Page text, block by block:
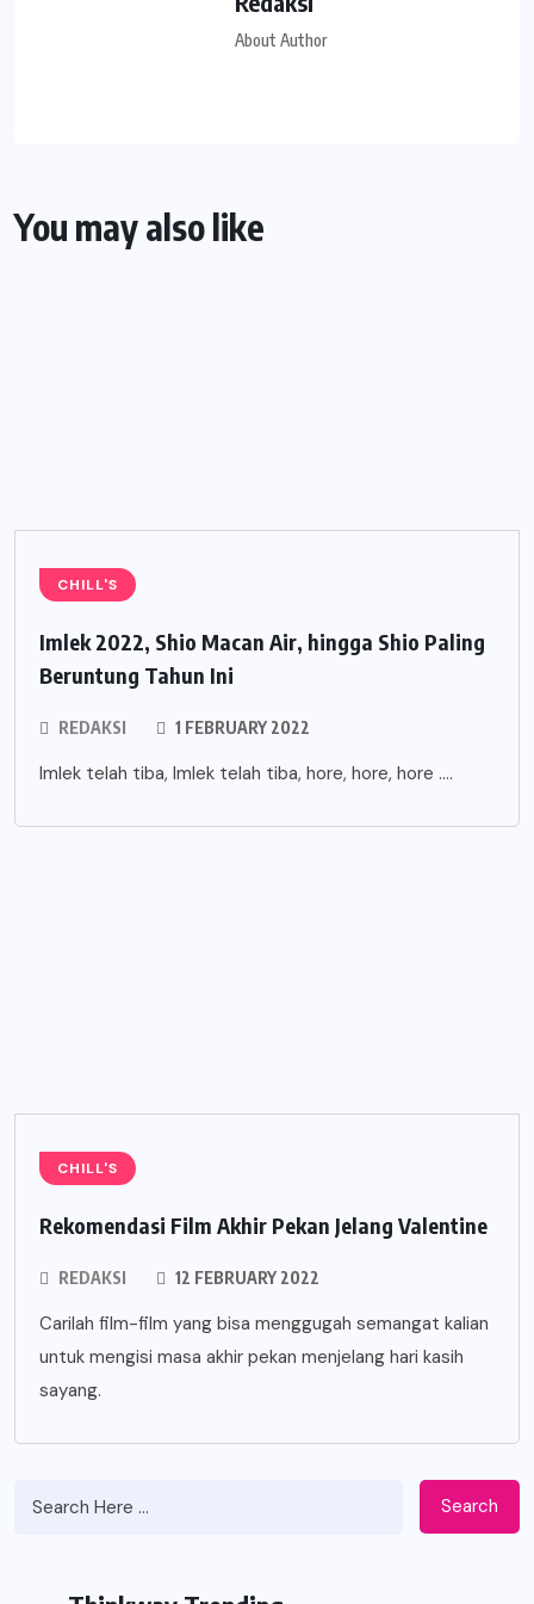
About Author
You may also like
CHILL'S
Imlek 2022, Shio Macan Air, hingga Shio Paling
Beruntung Tahun Ini
REDAKSI 1 FEBRUARY 2022
Imlek telah tiba, Imlek telah tiba, hore, hore, hore ….
CHILL'S
Rekomendasi Film Akhir Pekan Jelang Valentine
REDAKSI 12 FEBRUARY 2022
Carilah film-film yang bisa menggugah semangat kalian
untuk mengisi masa akhir pekan menjelang hari kasih
sayang.
Search